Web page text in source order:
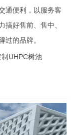
通便利，以服务客
搞好售前、售中、
过的品牌。
UHPC树池